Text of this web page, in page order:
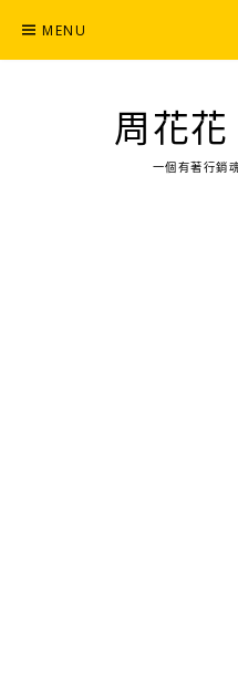
content
MENU
周花花
一個有著行銷